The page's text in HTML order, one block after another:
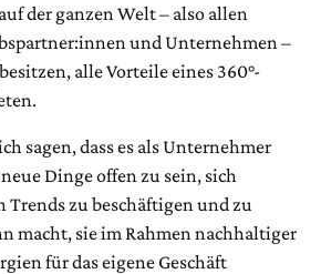
der ganzen Welt – also allen
und Unternehmen –
alle Vorteile eines 360°-
sagen, dass es als Unternehmer
Dinge offen zu sein, sich
zu beschäftigen und zu
macht, sie im Rahmen nachhaltiger
für das eigene Geschäft